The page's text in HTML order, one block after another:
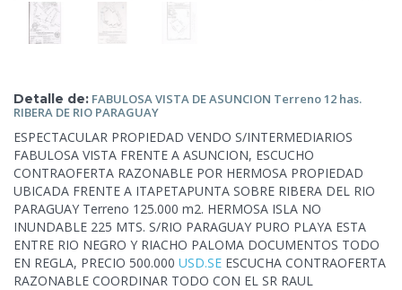
Detalle de: FABULOSA VISTA DE ASUNCION Terreno 12 has.
RIBERA DE RIO PARAGUAY
ESPECTACULAR PROPIEDAD VENDO S/INTERMEDIARIOS
FABULOSA VISTA FRENTE A ASUNCION, ESCUCHO
CONTRAOFERTA RAZONABLE POR HERMOSA PROPIEDAD
UBICADA FRENTE A ITAPETAPUNTA SOBRE RIBERA DEL RIO
PARAGUAY Terreno 125.000 m2. HERMOSA ISLA NO
INUNDABLE 225 MTS. S/RIO PARAGUAY PURO PLAYA ESTA
ENTRE RIO NEGRO Y RIACHO PALOMA DOCUMENTOS TODO
EN REGLA, PRECIO 500.000 USD.SE ESCUCHA CONTRAOFERTA
RAZONABLE COORDINAR TODO CON EL SR RAUL